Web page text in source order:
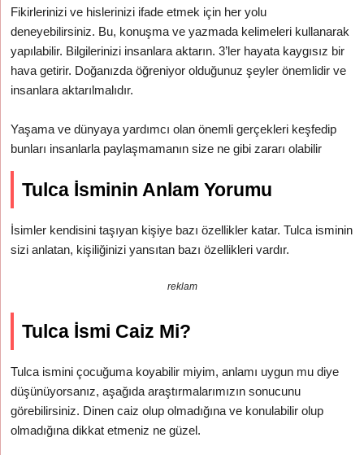
Fikirlerinizi ve hislerinizi ifade etmek için her yolu
deneyebilirsiniz. Bu, konuşma ve yazmada kelimeleri kullanarak
yapılabilir. Bilgilerinizi insanlara aktarın. 3’ler hayata kaygısız bir
hava getirir. Doğanızda öğreniyor olduğunuz şeyler önemlidir ve
insanlara aktarılmalıdır.
Yaşama ve dünyaya yardımcı olan önemli gerçekleri keşfedip
bunları insanlarla paylaşmamanın size ne gibi zararı olabilir
Tulca İsminin Anlam Yorumu
İsimler kendisini taşıyan kişiye bazı özellikler katar. Tulca isminin
sizi anlatan, kişiliğinizi yansıtan bazı özellikleri vardır.
reklam
Tulca İsmi Caiz Mi?
Tulca ismini çocuğuma koyabilir miyim, anlamı uygun mu diye
düşünüyorsanız, aşağıda araştırmalarımızın sonucunu
görebilirsiniz. Dinen caiz olup olmadığına ve konulabilir olup
olmadığına dikkat etmeniz ne güzel.